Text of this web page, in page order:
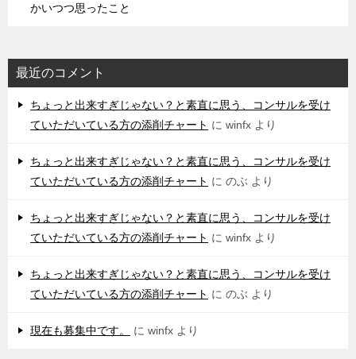
かいつつ思ったこと
最近のコメント
ちょっと出来すぎじゃない？と素直に思う、コンサルを受け
ていただいている方の添削チャート に winfx より
ちょっと出来すぎじゃない？と素直に思う、コンサルを受け
ていただいている方の添削チャート に のぶ より
ちょっと出来すぎじゃない？と素直に思う、コンサルを受け
ていただいている方の添削チャート に winfx より
ちょっと出来すぎじゃない？と素直に思う、コンサルを受け
ていただいている方の添削チャート に のぶ より
現在も募集中です。 に winfx より